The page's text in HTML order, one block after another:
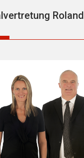
Roland